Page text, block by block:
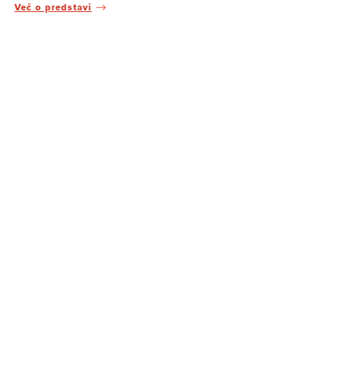
Več o predstavi